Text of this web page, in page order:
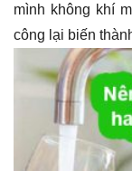
mình không khí
công lại biến